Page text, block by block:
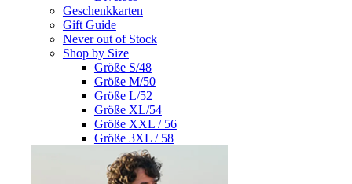
Geschenkkarten
Gift Guide
Never out of Stock
Shop by Size
Größe S/48
Größe M/50
Größe L/52
Größe XL/54
Größe XXL / 56
Größe 3XL / 58